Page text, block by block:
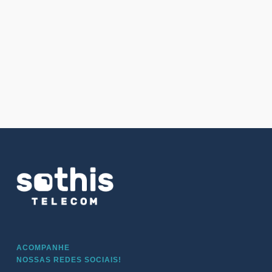
ACOMPANHE
NOSSAS REDES SOCIAIS!